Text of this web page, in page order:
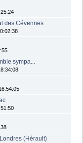
des Cévennes
sympa...
(Hérault)